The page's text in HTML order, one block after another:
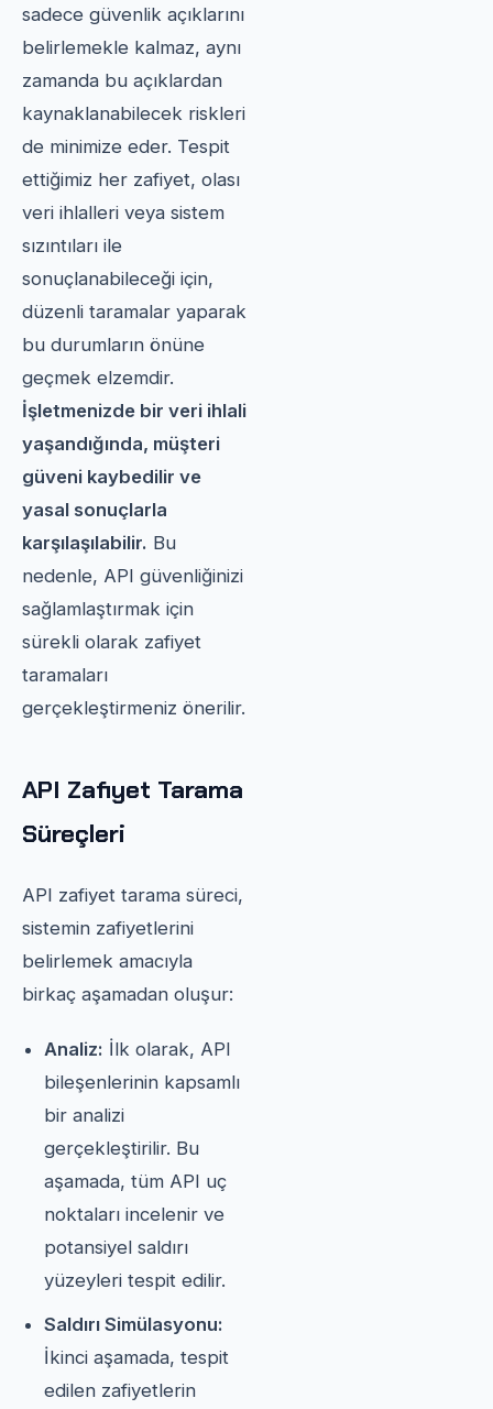
sadece güvenlik açıklarını
belirlemekle kalmaz, aynı
zamanda bu açıklardan
kaynaklanabilecek riskleri
de minimize eder. Tespit
ettiğimiz her zafiyet, olası
veri ihlalleri veya sistem
sızıntıları ile
sonuçlanabileceği için,
düzenli taramalar yaparak
bu durumların önüne
geçmek elzemdir.
İşletmenizde bir veri ihlali
yaşandığında, müşteri
güveni kaybedilir ve
yasal sonuçlarla
karşılaşılabilir. Bu
nedenle, API güvenliğinizi
sağlamlaştırmak için
sürekli olarak zafiyet
taramaları
gerçekleştirmeniz önerilir.
API Zafiyet Tarama
Süreçleri
API zafiyet tarama süreci,
sistemin zafiyetlerini
belirlemek amacıyla
birkaç aşamadan oluşur:
Analiz: İlk olarak, API
bileşenlerinin kapsamlı
bir analizi
gerçekleştirilir. Bu
aşamada, tüm API uç
noktaları incelenir ve
potansiyel saldırı
yüzeyleri tespit edilir.
Saldırı Simülasyonu:
İkinci aşamada, tespit
edilen zafiyetlerin